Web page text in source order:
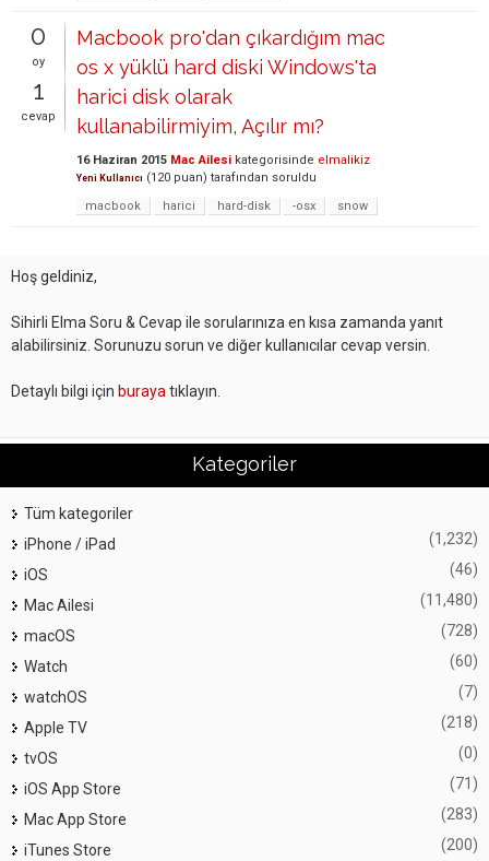
0
oy
1
cevap
Macbook pro'dan çıkardığım mac
os x yüklü hard diski Windows'ta
harici disk olarak
kullanabilirmiyim, Açılır mı?
16 Haziran 2015 Mac Ailesi kategorisinde elmalikiz
Yeni Kullanıcı (120 puan) tarafından soruldu
macbook
harici hard-disk -osx snow
Hoş geldiniz,
Sihirli Elma Soru & Cevap ile sorularınıza en kısa zamanda yanıt
alabilirsiniz. Sorunuzu sorun ve diğer kullanıcılar cevap versin.
Detaylı bilgi için buraya tıklayın.
Kategoriler
Tüm kategoriler
iPhone / iPad
(1,232)
iOS (46)
Mac Ailesi (11,480)
macOS (728)
Watch (60)
watchOS (7)
Apple TV (218)
tvOS (0)
iOS App Store (71)
Mac App Store (283)
iTunes Store (200)